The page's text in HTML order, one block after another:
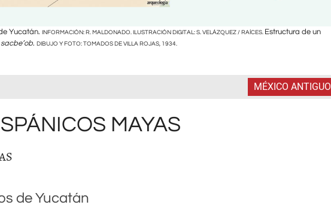
Yucatán. INFORMACIÓN: R. MALDONADO. ILUSTRACIÓN DIGITAL: S. VELÁZQUEZ / RAÍCES. Estructura de un
sacbe’ob. DIBUJO Y FOTO: TOMADOS DE VILLA ROJAS, 1934.
MÉXICO ANTIGUO
MAYAS
de Yucatán